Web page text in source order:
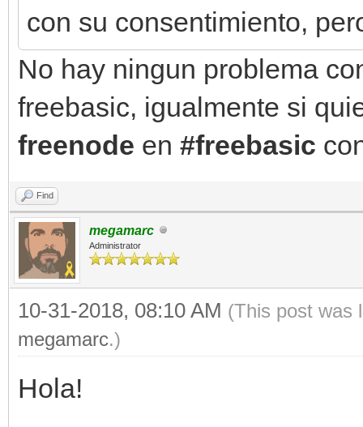
con su consentimiento,
No hay ningun problema
freebasic, igualmente si
freenode en #freebasic
Find
megamarc
Administrator
10-31-2018, 08:10 AM (This post was
megamarc.)
Hola!